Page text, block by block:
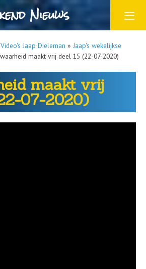
Nieuws
Video's Jaap Dieleman » Jaap's wekelijkse
maakt vrij deel 15 (22-07-2020)
maakt vrij
07-2020)